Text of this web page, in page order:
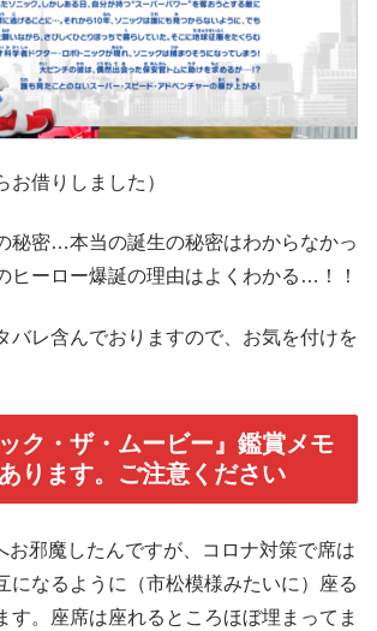
お借りしました）
秘密…本当の誕生の秘密はわからなかっ
ヒーロー爆誕の理由はよくわかる…！！
バレ含んでおりますので、お気を付けを
ク・ザ・ムービー』鑑賞メモ
ります。ご注意ください
お邪魔したんですが、コロナ対策で席は
になるように（市松模様みたいに）座る
す。座席は座れるところほぼ埋まってま